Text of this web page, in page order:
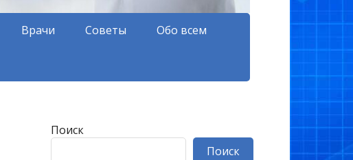
Врачи Советы Обо всем
Поиск
Поиск